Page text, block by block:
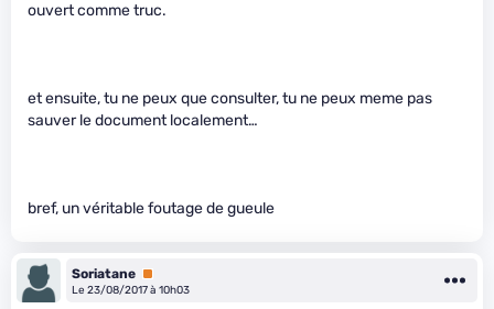
ouvert comme truc.
et ensuite, tu ne peux que consulter, tu ne peux meme pas
sauver le document localement…
bref, un véritable foutage de gueule
Soriatane Premium
Le 23/08/2017 à 10h03